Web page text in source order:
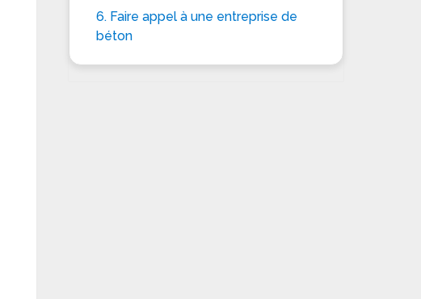
6. Faire appel à une entreprise de
béton